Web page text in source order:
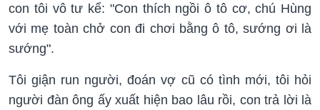
con tôi vô tư kể: "Con thích ngồi ô tô cơ, chú Hùng
với mẹ toàn chở con đi chơi bằng ô tô, sướng ơi là
sướng".
Tôi giận run người, đoán vợ cũ có tình mới, tôi hỏi
người đàn ông ấy xuất hiện bao lâu rồi, con trả lời là